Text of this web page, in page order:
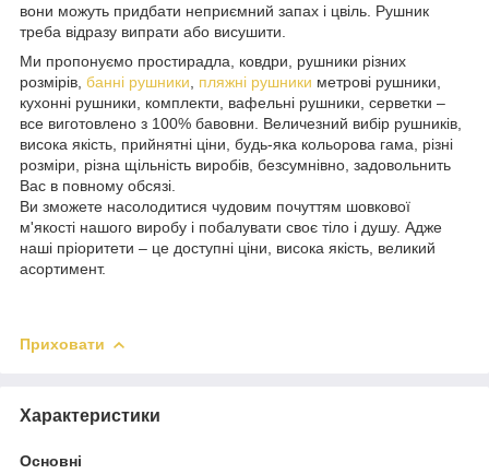
вони можуть придбати неприємний запах і цвіль. Рушник
треба відразу випрати або висушити.
Ми пропонуємо простирадла, ковдри, рушники різних
розмірів, банні рушники пляжні рушники метрові рушники,
кухонні рушники, комплекти, вафельні рушники, серветки –
все виготовлено з 100% бавовни. Величезний вибір рушників,
висока якість, прийнятні ціни, будь-яка кольорова гама, різні
розміри, різна щільність виробів, безсумнівно, задовольнить
Вас в повному обсязі.
Ви зможете насолодитися чудовим почуттям шовкової
м'якості нашого виробу і побалувати своє тіло і душу. Адже
наші пріоритети – це доступні ціни, висока якість, великий
асортимент.
Приховати
Характеристики
Основні